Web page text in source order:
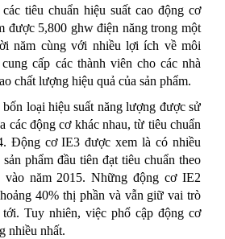
tiêu chuẩn hiệu suất cao động cơ
được 5,800 ghw điện năng trong một
năm cùng với nhiều lợi ích về môi
cấp các thành viên cho các nhà
chất lượng hiệu quả của sản phẩm.
loại hiệu suất năng lượng được sử
các động cơ khác nhau, từ tiêu chuẩn
Động cơ IE3 được xem là có nhiều
phẩm đầu tiên đạt tiêu chuẩn theo
năm 2015. Những động cơ IE2
40% thị phần và vẫn giữ vai trò
Tuy nhiên, việc phổ cập động cơ
nhiều nhất.